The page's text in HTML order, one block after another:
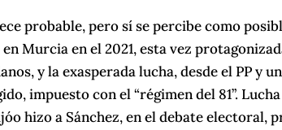
probable, pero sí se percibe como
en Murcia en el 2021, esta vez
y la exasperada lucha, desde el PP y
impuesto con el “régimen del 81”.
hizo a Sánchez, en el debate electoral,